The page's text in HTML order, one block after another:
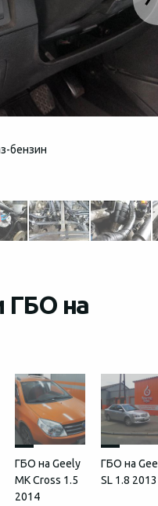
бензин
ГБО на
ГБО на Geely
MK Cross 1.5
2014
ГБО на
SL 1.8 2013